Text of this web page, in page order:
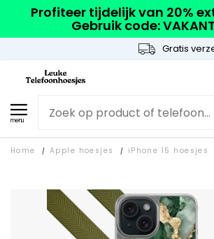
Profiteer tijdelijk van 20%
Gebruik code:
Gratis verzending
menu
Home / Apple hoesjes / iPhone 15 hoesjes